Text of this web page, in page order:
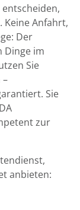
Keine Anfahrt,
Der
Dinge im
Sie
Sie
zur
anbieten: